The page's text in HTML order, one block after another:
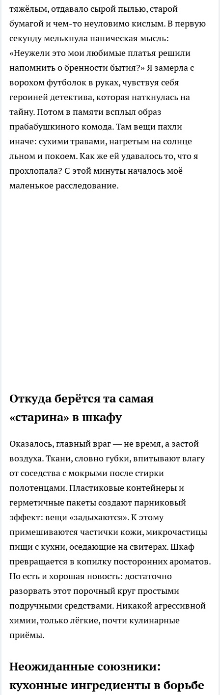
тяжёлым, отдавало сырой пылью, старой
бумагой и чем-то неуловимо кислым. В первую
секунду мелькнула паническая мысль:
«Неужели это мои любимые платья решили
напомнить о бренности бытия?» Я замерла с
ворохом футболок в руках, чувствуя себя
героиней детектива, которая наткнулась на
тайну. Потом в памяти всплыл образ
прабабушкиного комода. Там вещи пахли
иначе: сухими травами, нагретым на солнце
льном и покоем. Как же ей удавалось то, что я
прохлопала? С этой минуты началось моё
маленькое расследование.
Откуда берётся та самая
«старина» в шкафу
Оказалось, главный враг — не время, а застой
воздуха. Ткани, словно губки, впитывают влагу
от соседства с мокрыми после стирки
полотенцами. Пластиковые контейнеры и
герметичные пакеты создают парниковый
эффект: вещи «задыхаются». К этому
примешиваются частички кожи, микрочастицы
пищи с кухни, оседающие на свитерах. Шкаф
превращается в копилку посторонних ароматов.
Но есть и хорошая новость: достаточно
разорвать этот порочный круг простыми
подручными средствами. Никакой агрессивной
химии, только лёгкие, почти кулинарные
приёмы.
Неожиданные союзники:
кухонные ингредиенты в борьбе